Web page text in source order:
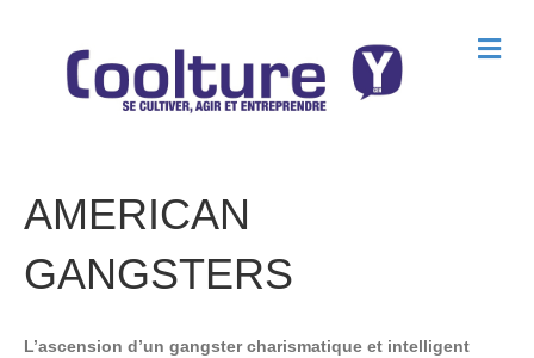
M
e
AMERICAN
GANGSTERS
L’ascension d’un gangster charismatique et intelligent